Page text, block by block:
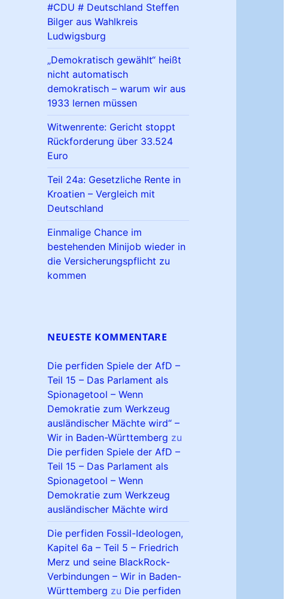
#CDU # Deutschland Steffen
Bilger aus Wahlkreis
Ludwigsburg
„Demokratisch gewählt“ heißt
nicht automatisch
demokratisch – warum wir aus
1933 lernen müssen
Witwenrente: Gericht stoppt
Rückforderung über 33.524
Euro
Teil 24a: Gesetzliche Rente in
Kroatien – Vergleich mit
Deutschland
Einmalige Chance im
bestehenden Minijob wieder in
die Versicherungspflicht zu
kommen
NEUESTE KOMMENTARE
Die perfiden Spiele der AfD –
Teil 15 – Das Parlament als
Spionagetool – Wenn
Demokratie zum Werkzeug
ausländischer Mächte wird“ –
Wir in Baden-Württemberg zu
Die perfiden Spiele der AfD –
Teil 15 – Das Parlament als
Spionagetool – Wenn
Demokratie zum Werkzeug
ausländischer Mächte wird
Die perfiden Fossil-Ideologen,
Kapitel 6a – Teil 5 – Friedrich
Merz und seine BlackRock-
Verbindungen – Wir in Baden-
Württemberg zu Die perfiden